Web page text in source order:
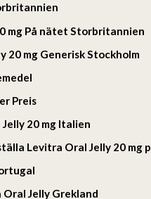
mg På nätet Storbritannien
20 mg Generisk Stockholm
Preis
20 mg Italien
Levitra Oral Jelly 20 mg
Jelly Grekland